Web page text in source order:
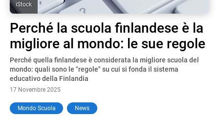
iStock
Perché la scuola finlandese è la
migliore al mondo: le sue regole
Perché quella finlandese è considerata la migliore scuola del
mondo: quali sono le "regole" su cui si fonda il sistema
educativo della Finlandia
17 Novembre 2025
Mondo Scuola News